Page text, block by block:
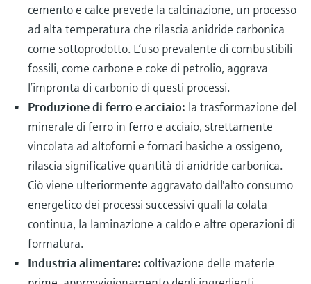
cemento e calce prevede la calcinazione, un processo
ad alta temperatura che rilascia anidride carbonica
come sottoprodotto. L’uso prevalente di combustibili
fossili, come carbone e coke di petrolio, aggrava
l’impronta di carbonio di questi processi.
Produzione di ferro e acciaio: la trasformazione del
minerale di ferro in ferro e acciaio, strettamente
vincolata ad altoforni e fornaci basiche a ossigeno,
rilascia significative quantità di anidride carbonica.
Ciò viene ulteriormente aggravato dall'alto consumo
energetico dei processi successivi quali la colata
continua, la laminazione a caldo e altre operazioni di
formatura.
Industria alimentare: coltivazione delle materie